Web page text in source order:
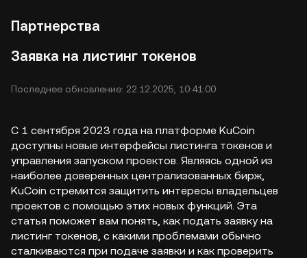
Партнерства
Заявка на листинг токенов
Последнее обновление: 22.12.2025, 10:41:00
С 1 сентября 2023 года на платформе KuCoin
доступны новые интерфейсы листинга токенов и
управления запуском проектов. Являясь одной из
наиболее доверенных централизованных бирж,
KuCoin стремится защитить интересы владельцев
проектов с помощью этих новых функций. Эта
статья поможет вам понять, как подать заявку на
листинг токенов, с какими проблемами обычно
сталкиваются при подаче заявки и как проверить